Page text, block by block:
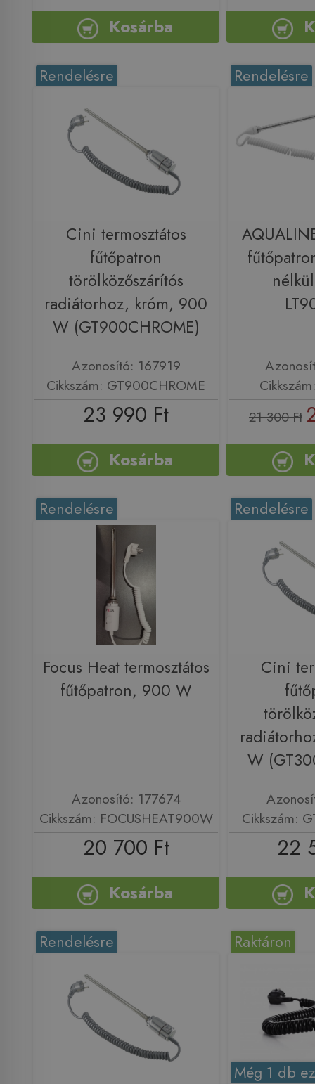
Kosárba
Rendelésre
Cini termosztátos
fűtőpatron
törölközőszárítós
radiátorhoz, króm, 900
W (GT900CHROME)
Azonosító: 167919
Cikkszám: GT900CHROME
23 990 Ft
Kosárba
Rendelésre
21 300 Ft
Rendelésre
Focus Heat termosztátos
fűtőpatron, 900 W
Azonosító: 177674
Cikkszám: FOCUSHEAT900W
20 700 Ft
Kosárba
Rendelésre
Cini
W
Cikkszám:
22
Rendelésre Raktáron
Még 1 db